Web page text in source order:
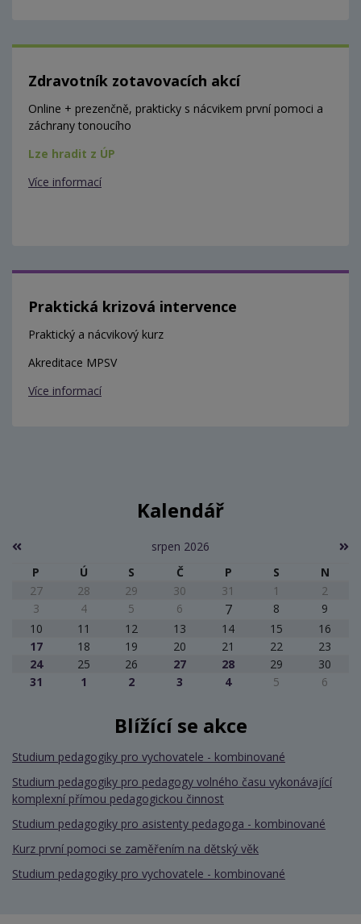
Zdravotník zotavovacích akcí
Online + prezenčně, prakticky s nácvikem první pomoci a
záchrany tonoucího
Lze hradit z ÚP
Více informací
Praktická krizová intervence
Praktický a nácvikový kurz
Akreditace MPSV
Více informací
Kalendář
srpen 2026
P
Ú S Č P S
N
27
28 29 30 31 1
2
3
4 5 6 7 8
9
10
11 12 13 14 15
16
17
18 19 20 21 22
23
24
25 26 27 28 29
30
31
1 2 3 4 5 6
Blížící se akce
Studium pedagogiky pro vychovatele - kombinované
Studium pedagogiky pro pedagogy volného času vykonávající
komplexní přímou pedagogickou činnost
Studium pedagogiky pro asistenty pedagoga - kombinované
Kurz první pomoci se zaměřením na dětský věk
Studium pedagogiky pro vychovatele - kombinované